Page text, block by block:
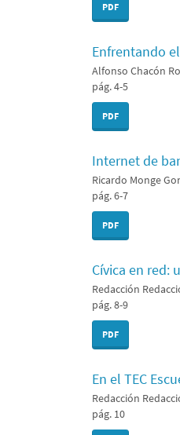
PDF
Enfrentando
Alfonso Chacón
pág. 4-5
PDF
Internet de
Ricardo Monge
pág. 6-7
PDF
Cívica en red:
Redacción
pág. 8-9
PDF
En el TEC
Redacción
pág. 10